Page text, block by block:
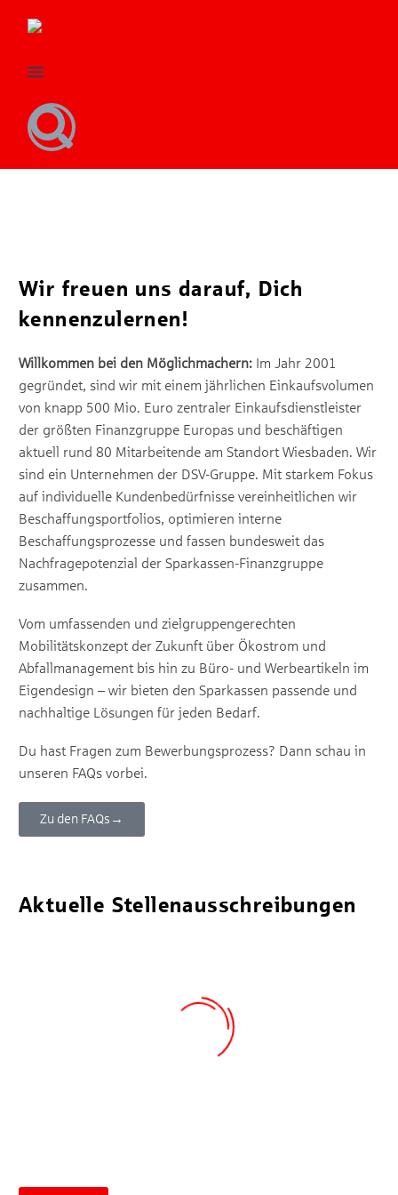
Wir freuen uns darauf, Dich
kennenzulernen!
Willkommen bei den Möglichmachern: Im Jahr 2001
gegründet, sind wir mit einem jährlichen Einkaufsvolumen
von knapp 500 Mio. Euro zentraler Einkaufsdienstleister
der größten Finanzgruppe Europas und beschäftigen
aktuell rund 80 Mitarbeitende am Standort Wiesbaden. Wir
sind ein Unternehmen der DSV-Gruppe. Mit starkem Fokus
auf individuelle Kundenbedürfnisse vereinheitlichen wir
Beschaffungsportfolios, optimieren interne
Beschaffungsprozesse und fassen bundesweit das
Nachfragepotenzial der Sparkassen-Finanzgruppe
zusammen.
Vom umfassenden und zielgruppengerechten
Mobilitätskonzept der Zukunft über Ökostrom und
Abfallmanagement bis hin zu Büro- und Werbeartikeln im
Eigendesign – wir bieten den Sparkassen passende und
nachhaltige Lösungen für jeden Bedarf.
Du hast Fragen zum Bewerbungsprozess? Dann schau in
unseren FAQs vorbei.
Zu den FAQs→
Aktuelle Stellenausschreibungen